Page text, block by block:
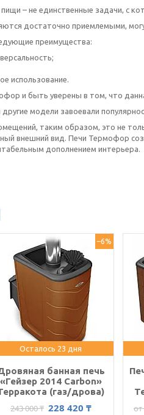
– не единственные задачи, с
достаточно приемлемыми,
преимущества:
использование.
и быть уверены в том, что
другие модели завоевали
таким образом, это не
внешний вид. Печи Термофор
дополнением интерьера.
–6%
Осталось 23 дня
банная печь
«Гейзер 2014 Carbon»
(газ/дрова)
243 000 ₸ 228 420 ₸ от